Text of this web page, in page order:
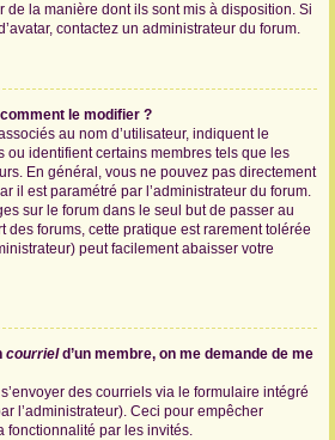
de la manière dont ils sont mis à disposition. Si
contactez un administrateur du forum.
le modifier ?
au nom d’utilisateur, indiquent le
ou identifient certains membres tels que les
En général, vous ne pouvez pas directement
il est paramétré par l’administrateur du forum.
sur le forum dans le seul but de passer au
des forums, cette pratique est rarement tolérée
peut facilement abaisser votre
courrield’un membre, on me demande de me
des courriels via le formulaire intégré
l’administrateur). Ceci pour empêcher
fonctionnalité par les invités.